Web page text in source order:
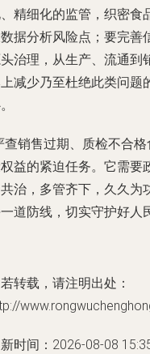
精细化的监管，织密食
据分析风险点；要完善
治理，从生产、流通到
减少乃至杜绝此类问题
查销售过期、质检不合
益的紧迫任务。它需要
治，多管齐下，久久为
道防线，切实守护好人
转载，请注明出处：
时间：2026-08-08